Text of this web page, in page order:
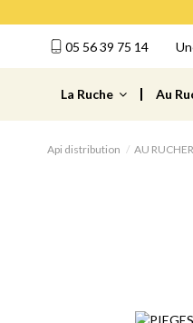
05 56 39 75 14
La Ruche Au
Api distribution AU RUCHER